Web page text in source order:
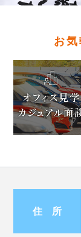
お
住 所